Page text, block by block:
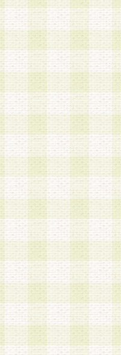
満、成年被後見人、被
どの法定代理人の同
お、義務教育学齢に該
当社が別途定める方法
うものとします。
登録希望者本人が行う
ものとします。
約に同意の後、当社指
定する必要事項を入
は、会員登録を承認し
けるためのログイン
申告する登録情報の全
ってはならないものと
ＩＤおよびパスワード
スワードの管理